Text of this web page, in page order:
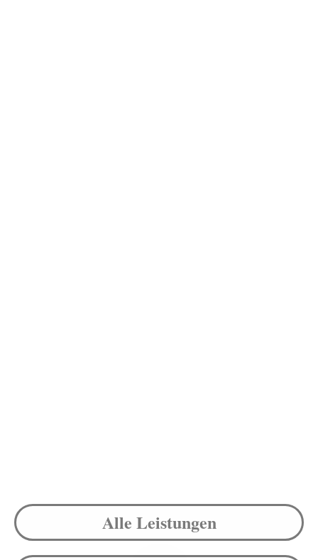
Alle Leistungen